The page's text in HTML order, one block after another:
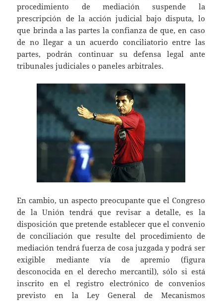
procedimiento de mediación suspende la
prescripción de la acción judicial bajo disputa, lo
que brinda a las partes la confianza de que, en caso
de no llegar a un acuerdo conciliatorio entre las
partes, podrán continuar su defensa legal ante
tribunales judiciales o paneles arbitrales.
En cambio, un aspecto preocupante que el Congreso
de la Unión tendrá que revisar a detalle, es la
disposición que pretende establecer que el convenio
de conciliación que resulte del procedimiento de
mediación tendrá fuerza de cosa juzgada y podrá ser
exigible mediante vía de apremio (figura
desconocida en el derecho mercantil), sólo si está
inscrito en el registro electrónico de convenios
previsto en la Ley General de Mecanismos